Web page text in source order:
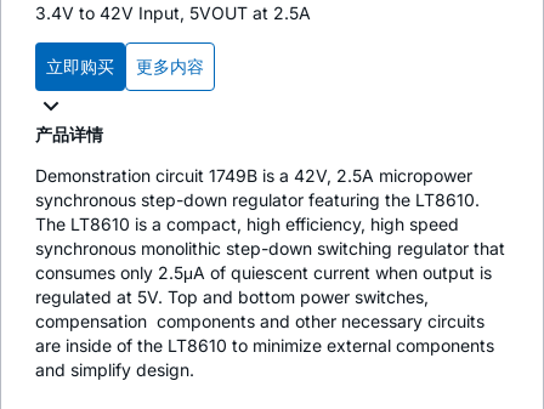
3.4V to 42V Input, 5VOUT at 2.5A
立即购买 更多内容
产品详情
Demonstration circuit 1749B is a 42V, 2.5A micropower
synchronous step-down regulator featuring the LT8610.
The LT8610 is a compact, high efficiency, high speed
synchronous monolithic step-down switching regulator that
consumes only 2.5μA of quiescent current when output is
regulated at 5V. Top and bottom power switches,
compensation components and other necessary circuits
are inside of the LT8610 to minimize external components
and simplify design.